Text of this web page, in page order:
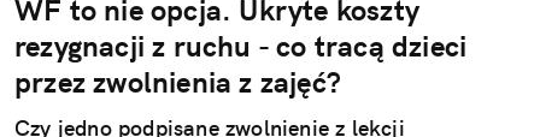
WF to nie opcja. Ukryte koszty
rezygnacji z ruchu - co tracą dzieci
przez zwolnienia z zajęć?
Czy jedno podpisane zwolnienie z lekcji